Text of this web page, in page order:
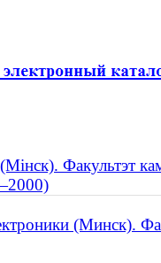
Факультэт
(Минск).